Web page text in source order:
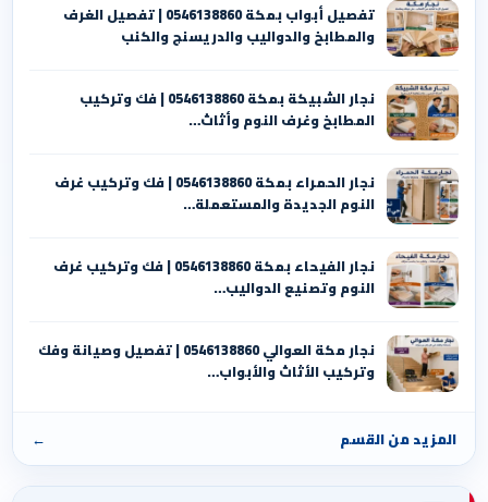
تفصيل أبواب بمكة 0546138860 | تفصيل الغرف
والمطابخ والدواليب والدريسنج والكنب
نجار الشبيكة بمكة 0546138860⁩ | فك وتركيب
المطابخ وغرف النوم وأثاث…
نجار الحمراء بمكة 0546138860⁩ | فك وتركيب غرف
النوم الجديدة والمستعملة…
نجار الفيحاء بمكة 0546138860⁩ | فك وتركيب غرف
النوم وتصنيع الدواليب…
نجار مكة العوالي 0546138860⁩ | تفصيل وصيانة وفك
وتركيب الأثاث والأبواب…
المزيد من القسم ←